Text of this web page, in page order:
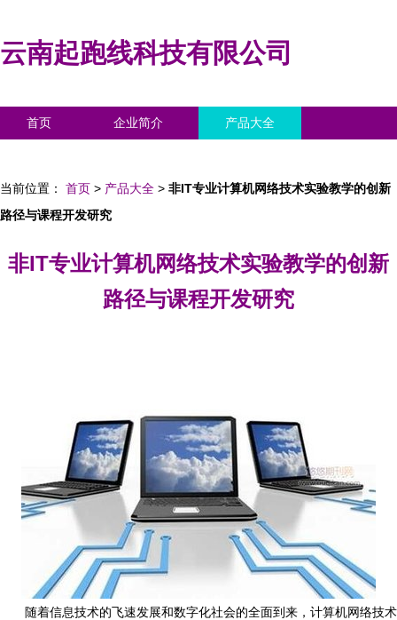
云南起跑线科技有限公司
首页 企业简介 产品大全
当前位置： 首页 > 产品大全 > 非IT专业计算机网络技术实验教学的创新
路径与课程开发研究
非IT专业计算机网络技术实验教学的创新
路径与课程开发研究
随着信息技术的飞速发展和数字化社会的全面到来，计算机网络技术